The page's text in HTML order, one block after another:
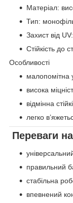
Матеріал:
Тип:
Захист від
Стійкість до
Особливості
малопомітна
висока
відмінна
легко
Переваги
правильний
стабільна
впевнений